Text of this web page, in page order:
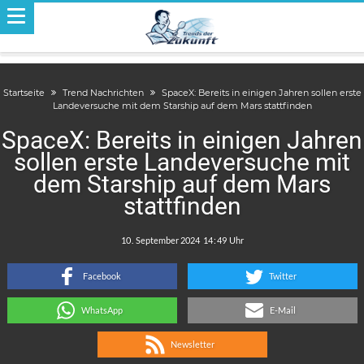
Startseite Trend Nachrichten
SpaceX: Bereits in einigen Jahren sollen erste
Landeversuche mit dem Starship auf dem Mars stattfinden
SpaceX: Bereits in einigen Jahren
sollen erste Landeversuche mit
dem Starship auf dem Mars
stattfinden
:
Facebook Twitter
WhatsApp E-Mail
Newsletter